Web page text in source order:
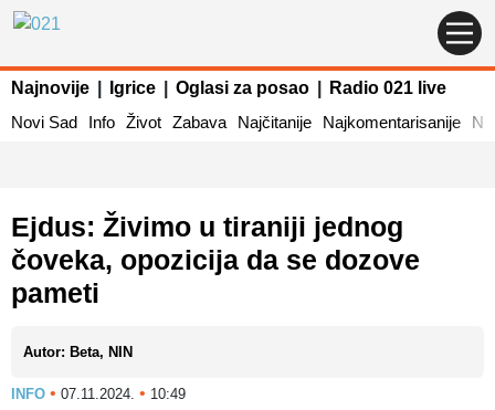
Najnovije Igrice Oglasi za posao
Radio 021 live
Novi Sad
Info Život Zabava Najčitanije Najkomentarisanije
Ejdus: Živimo u tiraniji jednog
čoveka, opozicija da se dozove
pameti
Autor: Beta, NIN
INFO • 07.11.2024. • 10:49